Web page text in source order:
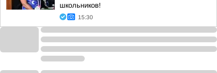
школьников!
15:30